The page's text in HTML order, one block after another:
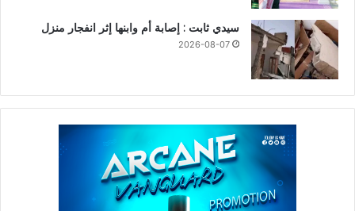
سيدي ثابت : إصابة أم وابنها إثر انفجار منزل
2026-08-07